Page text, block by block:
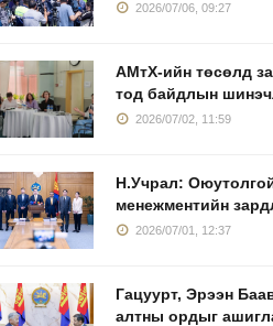
2026/07/06, 09:27
АМтХ-ийн төсөлд
тод байдлын
2026/07/02, 11:59
Н.Учрал:
менежментийн
2026/07/01, 12:37
Гацуурт, Эрээн
алтны ордыг